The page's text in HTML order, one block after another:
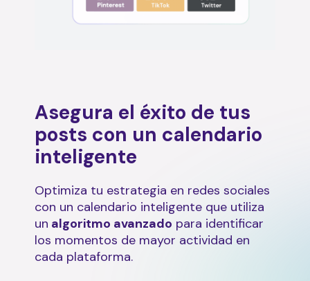
Asegura el éxito de tus
posts con un calendario
inteligente
Optimiza tu estrategia en redes sociales
con un calendario inteligente que utiliza
un algoritmo avanzado para identificar
los momentos de mayor actividad en
cada plataforma.